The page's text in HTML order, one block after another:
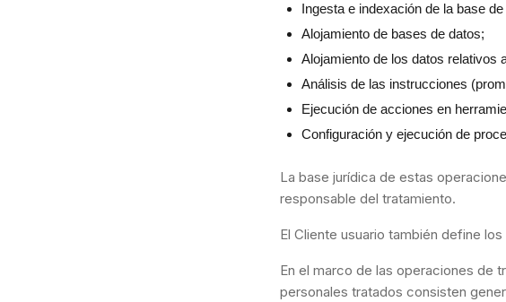
Ingesta e indexación de la base
Alojamiento de bases de datos;
Alojamiento de los datos relativos
Análisis de las instrucciones
Ejecución de acciones en
Configuración y ejecución de
La base jurídica de estas
responsable del tratamiento.
El Cliente usuario también define
En el marco de las operaciones de
personales tratados consisten